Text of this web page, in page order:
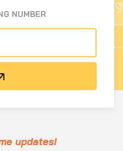
NUMBER
updates!